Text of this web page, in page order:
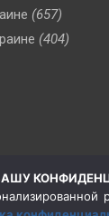
(657)
(404)